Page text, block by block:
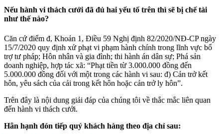
Nếu hành vi thách cưới đã đủ hai yếu tố trên thì sẽ bị chế tài
như thế nào?
Căn cứ điểm đ, Khoản 1, Điều 59 Nghị định 82/2020/NĐ-CP ngày
15/7/2020 quy định xử phạt vi phạm hành chính trong lĩnh vực bổ
trợ tư pháp; Hôn nhân và gia đình; thi hành án dân sự; Phá sản
doanh nghiệp, hợp tác xã: “Phạt tiền từ 3.000.000 đồng đến
5.000.000 đồng đối với một trong các hành vi sau: đ) Cản trở kết
hôn, yêu sách của cải trong kết hôn hoặc cản trở ly hôn”.
Trên đây là nội dung giải đáp của chúng tôi về thắc mắc liên quan
đến hành vi thách cưới.
Hân hạnh đón tiếp quý khách hàng theo địa chỉ sau: